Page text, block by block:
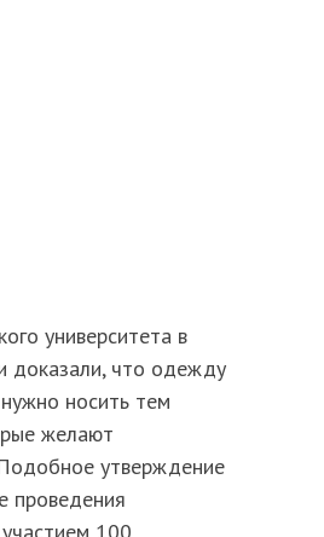
университета в
доказали, что одежду
носить тем
желают
утверждение
проведения
100